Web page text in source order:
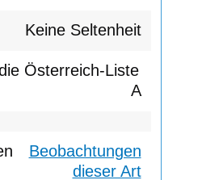
Keine Seltenheit
A
Beobachtungen
dieser Art